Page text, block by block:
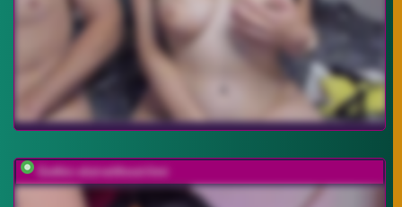
Gothic-slut-without-limi